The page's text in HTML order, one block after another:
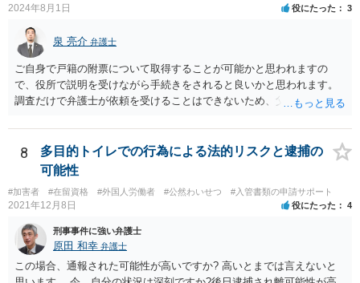
2024年8月1日 役にたった 3
泉 亮介 弁護士
ご自身で戸籍の附票について取得することが可能かと思われますの
で、役所で説明を受けながら手続きをされると良いかと思われます。
調査だけで弁護士が依頼を受けることはできないため、父親に対して
ょう。
8
多目的トイレでの行為による法的リスクと逮捕の
可能性
#加害者 #在留資格 #外国人労働者 #公然わいせつ #入管書類の申請サポート
2021年12月8日 役にたった 4
刑事事件に強い弁護士
原田 和幸 弁護士
この場合、通報された可能性が高いですか? 高いとまでは言えないと